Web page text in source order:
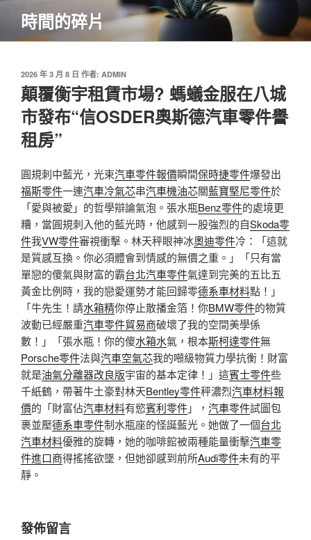
主
時間的碎片
發
佈
於
2026 年 3 月 8 日 作者: ADMIN
顛覆衡宇租賃市場? 螞蟻金服在八城
市發布“信OSDER奧斯德汽車零件譽
租房”
圓規刺中藍光，光束汽車零件報價瞬間保時捷零件爆發出
福斯零件一連汽車冷氣芯串汽車機油芯關藍寶堅尼零件於
「愛與被愛」的哲學辯論氣泡。張水瓶Benz零件的處境更
糟，當圓規刺入他的藍光時，他感到一股強烈的自Skoda零
件我VW零件審視衝擊。林天秤眼神冰奧迪零件冷：「這就
是質感互換。你必須體會到情感的無價之重。」「只有當
單戀的傻氣與財富的霸台北汽車零件氣達到完美的五比五
黃金比例時，我的戀愛運勢才能回歸零德系車材料點！」
「牛先生！請水箱精你停止散播金箔！你BMW零件的物質
波動已經嚴重汽車零件貿易商破壞了我的空間美學係
數！」「張水瓶！你的傻水箱水氣，根本斯柯達零件無
Porsche零件法與汽車空氣芯我的噸級物質力學抗衡！財富
就是油氣分離器改良版宇宙的基本定律！」這賓士零件些
千紙鶴，帶著牛土豪對林天Bentley零件秤濃烈汽車材料報
價的「財富佔汽車材料有慾賓利零件」， 汽車零件試圖包
裹並壓德系車零件制水瓶座的怪誕藍光。她做了一個台北
汽車材料優雅的旋轉，她的咖啡館被兩種能量衝擊汽車零
件進口商得搖搖欲墜，但她卻感到前所Audi零件未有的平
靜。
發佈留言